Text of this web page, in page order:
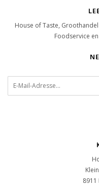
House of Taste,
Foodservice
8911